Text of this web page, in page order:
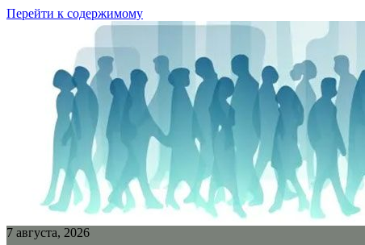
Перейти к содержимому
7 августа, 2026